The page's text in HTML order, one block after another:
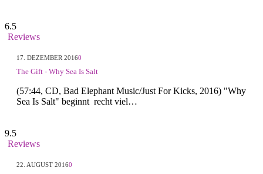
6.5
Reviews
17. DEZEMBER 20160
The Gift - Why Sea Is Salt
(57:44, CD, Bad Elephant Music/Just For Kicks, 2016) "Why
Sea Is Salt" beginnt recht viel…
9.5
Reviews
22. AUGUST 20160